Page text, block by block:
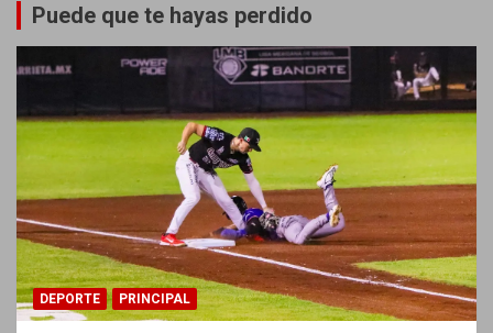
Puede que te hayas perdido
DEPORTE PRINCIPAL